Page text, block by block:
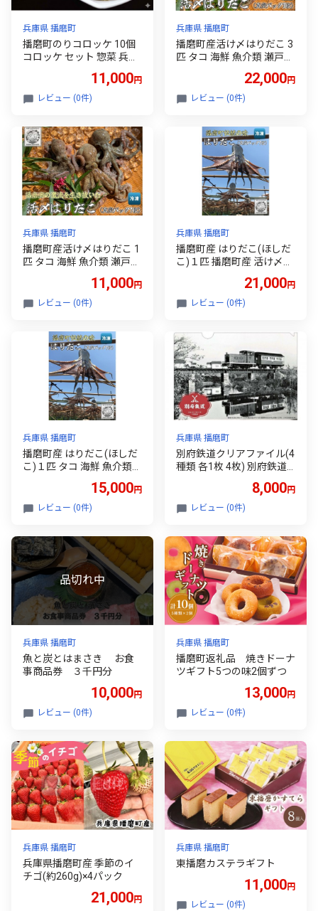
兵庫県 播磨町
播磨町のりコロッケ 10個
コロッケ セット 惣菜 兵庫
11,000円
レビュー (0件)
兵庫県 播磨町
播磨町産活け〆はりだこ 3
匹 タコ 海鮮 魚介類 瀬戸内
22,000円
レビュー (0件)
兵庫県 播磨町
播磨町産活け〆はりだこ 1
匹 タコ 海鮮 魚介類 瀬戸内
11,000円
レビュー (0件)
兵庫県 播磨町
播磨町産 はりだこ(ほしだ
こ)１匹 播磨町産 活け〆は
鮮 魚介類 瀬戸内 兵庫県 播
磨町
21,000円
レビュー (0件)
兵庫県 播磨町
播磨町産 はりだこ(ほしだ
こ)１匹 タコ 海鮮 魚介類
15,000円
レビュー (0件)
兵庫県 播磨町
別府鉄道クリアファイル(4
種類 各1枚 4枚) 別府鉄道
道グッズ クリアホルダー
工作 手作り 組立 簡単
8,000円
レビュー (0件)
兵庫県 播磨町
魚と炭とはまさき お食
事商品券 ３千円分
10,000円
レビュー (0件)
兵庫県 播磨町
播磨町返礼品 焼きドーナ
ツギフト5つの味2個ずつ
13,000円
レビュー (0件)
兵庫県 播磨町
兵庫県播磨町産 季節のイ
チゴ(約260g)×4パック
21,000円
兵庫県 播磨町
東播磨カステラギフト
11,000円
レビュー (0件)